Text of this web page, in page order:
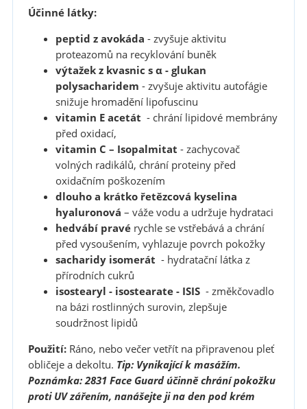
Účinné látky:
peptid z avokáda - zvyšuje aktivitu
proteazomů na recyklování buněk
výtažek z kvasnic s α - glukan
polysacharidem - zvyšuje aktivitu autofágie
snižuje hromadění lipofuscinu
vitamin E acetát - chrání lipidové membrány
před oxidací,
vitamin C – Isopalmitat - zachycovač
volných radikálů, chrání proteiny před
oxidačním poškozením
dlouho a krátko řetězcová kyselina
hyaluronová – váže vodu a udržuje hydrataci
hedvábí pravérychle se vstřebává a chrání
před vysoušením, vyhlazuje povrch pokožky
sacharidy isomerát - hydratační látka z
přírodních cukrů
isostearyl - isostearate - ISIS- změkčovadlo
na bázi rostlinných surovin, zlepšuje
soudržnost lipidů
Použití:Ráno, nebo večer vetřít na připravenou pleť
obličeje a dekoltu. Tip: Vynikající k masážím.
Poznámka: 2831 Face Guard účinně chrání pokožku
proti UV zářením, nanášejte ji na den pod krém